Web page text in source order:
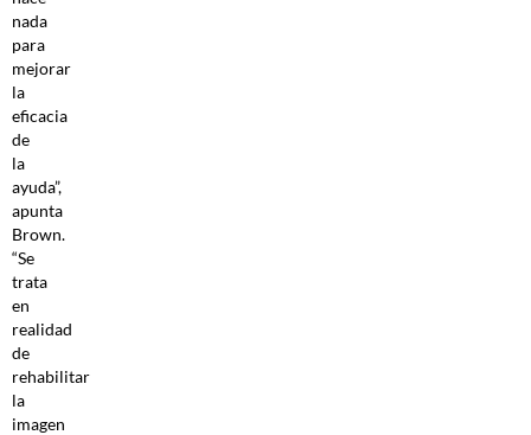
nada
para
mejorar
la
eficacia
de
la
ayuda”,
apunta
Brown.
“Se
trata
en
realidad
de
rehabilitar
la
imagen